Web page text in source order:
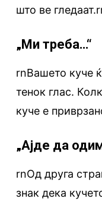
што ве
„Ми треба…“
rnВашето куче
тенок глас.
куче е
„Ајде да
rnОд друга
знак дека